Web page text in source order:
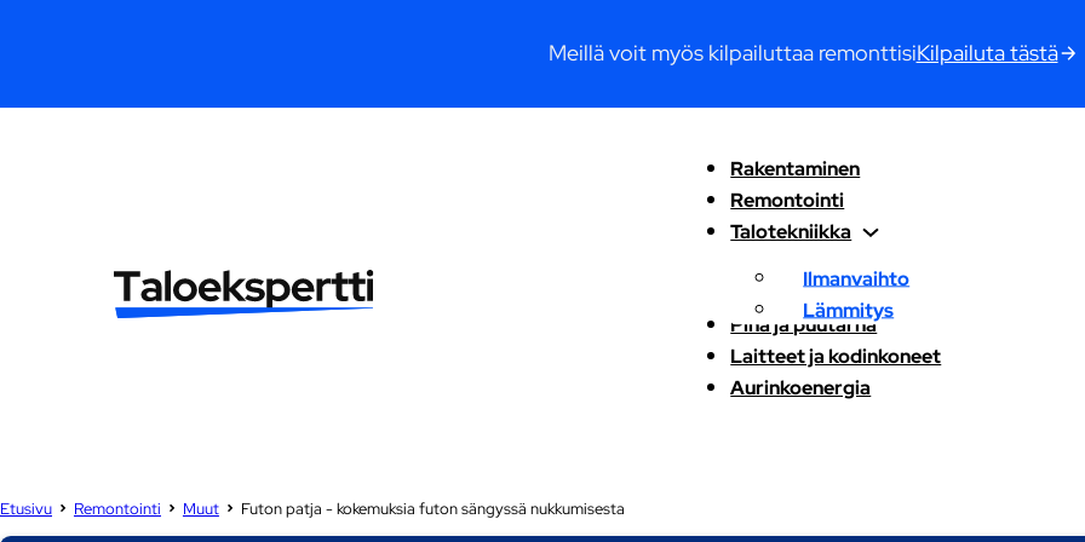
Meillä voit myös kilpailuttaa remonttisiKilpailuta tästä
Rakentaminen
Remontointi
Talotekniikka
Ilmanvaihto
Lämmitys
Piha ja puutarha
Laitteet ja kodinkoneet
Aurinkoenergia
Etusivu Remontointi Muut Futon patja - kokemuksia futon sängyssä nukkumisesta